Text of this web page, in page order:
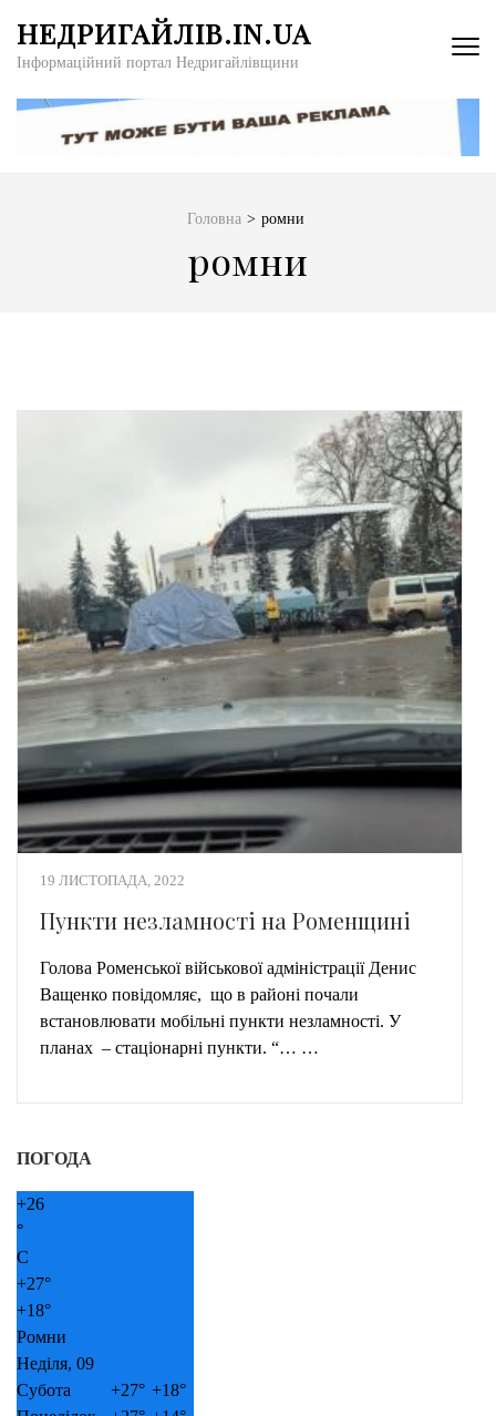
вмісту
Enter)
НЕДРИГАЙЛІВ.IN.UA
Інформаційний портал Недригайлівщини
Головна > ромни
ромни
19 ЛИСТОПАДА, 2022
Пункти незламності на Роменщині
Голова Роменської військової адміністрації Денис
Ващенко повідомляє, що в районі почали
встановлювати мобільні пункти незламності. У
планах – стаціонарні пункти. “… …
ПОГОДА
+26
°
C
+27°
+18°
Ромни
Неділя, 09
Субота
+27° +18°